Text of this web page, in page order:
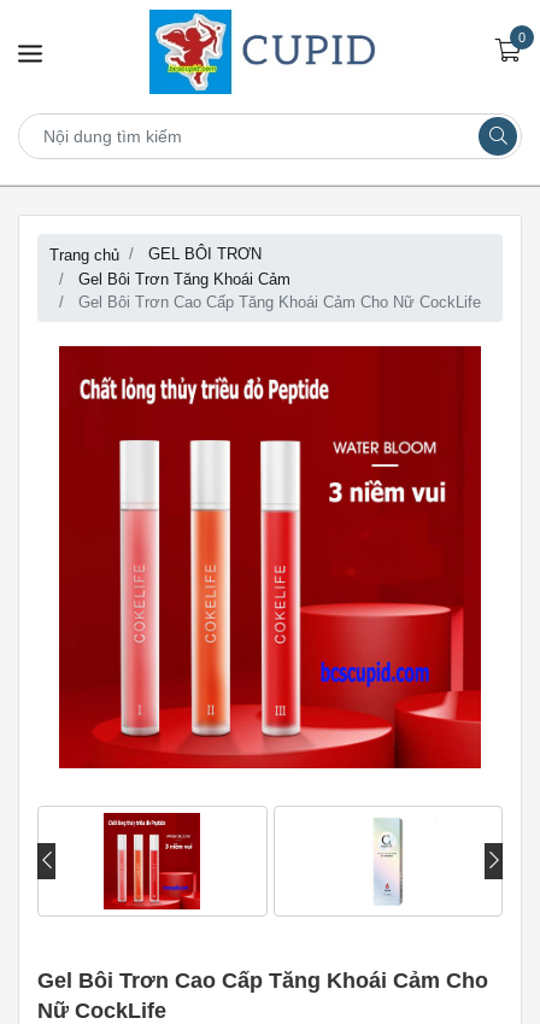
0
Trang chủ
GEL BÔI TRƠN
Gel Bôi Trơn Tăng Khoái Cảm
Gel Bôi Trơn Cao Cấp Tăng Khoái Cảm Cho Nữ CockLife
Gel Bôi Trơn Cao Cấp Tăng Khoái Cảm Cho
Nữ CockLife